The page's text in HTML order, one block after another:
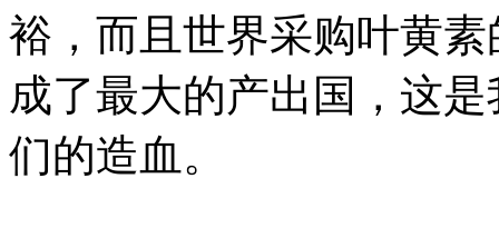
裕，而且世界采购叶黄
成了最大的产出国，这
们的造血。